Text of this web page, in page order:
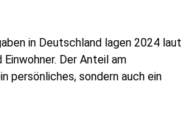
in Deutschland lagen 2024 laut
Der Anteil am
persönliches, sondern auch ein